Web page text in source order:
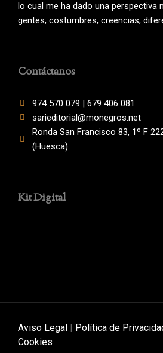
lo cual me ha dado una perspectiva
gentes, costumbres, creencias,
Contáctanos
974 570 079 | 679 406 081
sarieditorial@monegros.net
Ronda San Francisco 83, 1º F
(Huesca)
Kit Digital
Aviso Legal | Política de
Cookies